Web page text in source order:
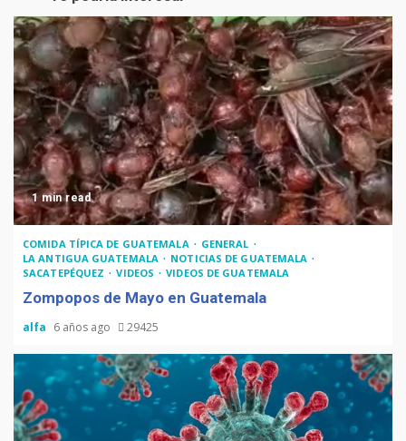
1 min read
COMIDA TÍPICA DE GUATEMALA
GENERAL
LA ANTIGUA GUATEMALA
NOTICIAS DE GUATEMALA
SACATEPÉQUEZ
VIDEOS VIDEOS DE GUATEMALA
Zompopos de Mayo en Guatemala
alfa 6 años ago 29425